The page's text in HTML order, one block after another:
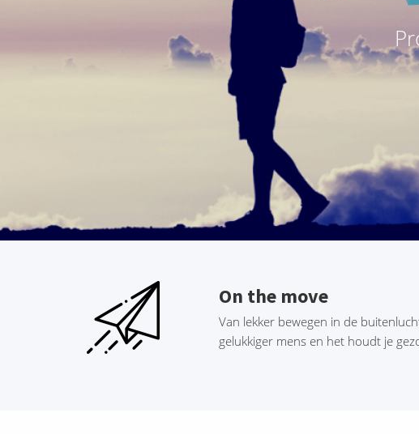
On the move
Van lekker bewegen in de
gelukkiger mens en het houdt je